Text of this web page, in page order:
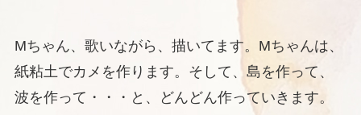
Mちゃん、歌いながら、描いてます。Mちゃんは、
紙粘土でカメを作ります。そして、島を作って、
波を作って・・・と、どんどん作っていきます。